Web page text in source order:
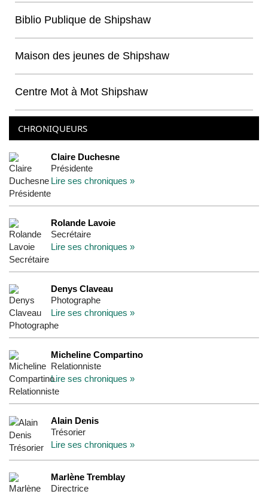
Biblio Publique de Shipshaw
Maison des jeunes de Shipshaw
Centre Mot à Mot Shipshaw
CHRONIQUEURS
Claire Duchesne
Présidente
Lire ses chroniques »
Rolande Lavoie
Secrétaire
Lire ses chroniques »
Denys Claveau
Photographe
Lire ses chroniques »
Micheline Compartino
Relationniste
Lire ses chroniques »
Alain Denis
Trésorier
Lire ses chroniques »
Marlène Tremblay
Directrice